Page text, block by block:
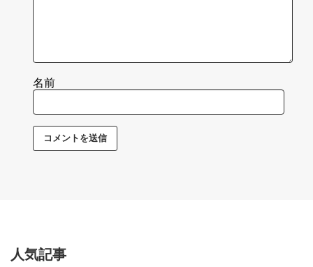
名前
人気記事